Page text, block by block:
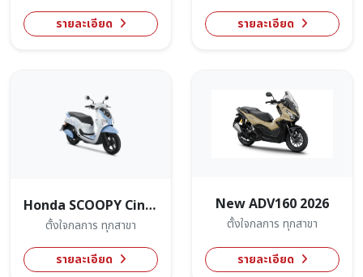
รายละเอียด
รายละเอียด
Honda SCOOPY Cinnamoroll Limited Edition
ตั้งใจกลการ ทุกสาขา
รายละเอียด
New ADV160 2026
ตั้งใจกลการ ทุกสาขา
รายละเอียด